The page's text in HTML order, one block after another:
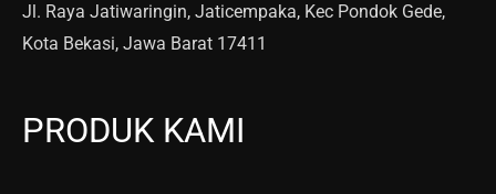
Jl. Raya Jatiwaringin, Jaticempaka, Kec Pondok Gede,
Kota Bekasi, Jawa Barat 17411
PRODUK KAMI